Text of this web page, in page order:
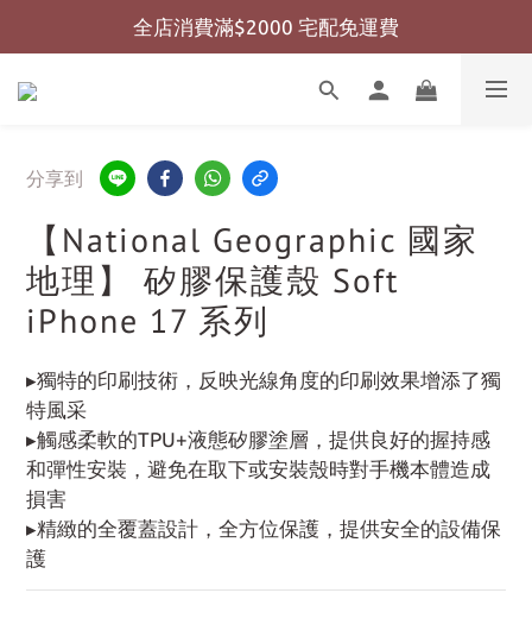
全店消費滿$999 超商免運費
全店消費滿$2000 宅配免運費
分享到
【National Geographic 國家
地理】 矽膠保護殼 Soft
iPhone 17 系列
▸獨特的印刷技術，反映光線角度的印刷效果增添了獨
特風采
▸觸感柔軟的TPU+液態矽膠塗層，提供良好的握持感
和彈性安裝，避免在取下或安裝殼時對手機本體造成
損害
▸精緻的全覆蓋設計，全方位保護，提供安全的設備保
護